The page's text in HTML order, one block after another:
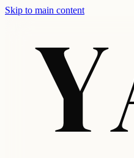
Skip to main content